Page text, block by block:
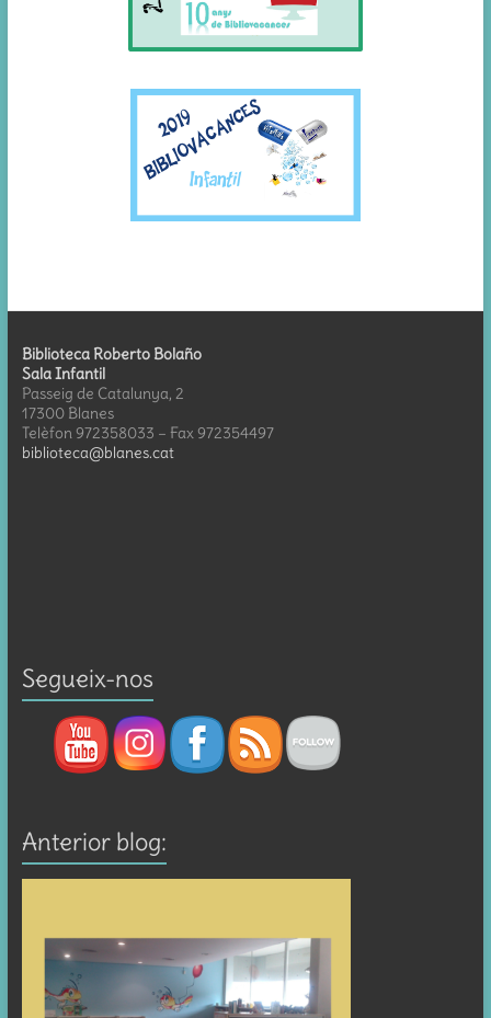
Biblioteca Roberto Bolaño
Sala Infantil
Passeig de Catalunya, 2
17300 Blanes
Telèfon 972358033 – Fax 972354497
biblioteca@blanes.cat
Segueix-nos
Anterior blog: